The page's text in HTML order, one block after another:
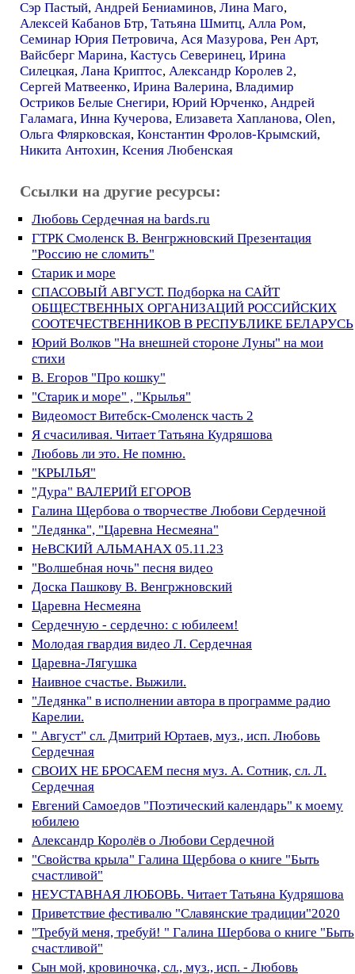
Сэр Пастый, Андрей Бениаминов, Лина Маго,
Алексей Кабанов Бтр, Татьяна Шмитц, Алла Ром,
Семинар Юрия Петровича, Ася Мазурова, Рен Арт,
Вайсберг Марина, Кастусь Северинец, Ирина
Силецкая, Лана Криптос, Александр Королев 2,
Сергей Матвеенко, Ирина Валерина, Владимир
Остриков Белые Снегири, Юрий Юрченко, Андрей
Галамага, Инна Кучерова, Елизавета Хапланова, Olen,
Ольга Флярковская, Константин Фролов-Крымский,
Никита Антохин, Ксения Любенская
Ссылки на другие ресурсы:
Любовь Сердечная на bards.ru
ГТРК Смоленск В. Венгржновский Презентация
"Россию не сломить"
Старик и море
СПАСОВЫЙ АВГУСТ. Подборка на САЙТ
ОБЩЕСТВЕННЫХ ОРГАНИЗАЦИЙ РОССИЙСКИХ
СООТЕЧЕСТВЕННИКОВ В РЕСПУБЛИКЕ БЕЛАРУСЬ
Юрий Волков "На внешней стороне Луны" на мои
стихи
В. Егоров "Про кошку"
"Старик и море" , "Крылья"
Видеомост Витебск-Смоленск часть 2
Я счасиливая. Читает Татьяна Кудряшова
Любовь ли это. Не помню.
"КРЫЛЬЯ"
"Дура" ВАЛЕРИЙ ЕГОРОВ
Галина Щербова о творчестве Любови Сердечной
"Ледянка", "Царевна Несмеяна"
НеВСКИЙ АЛЬМАНАХ 05.11.23
"Волшебная ночь" песня видео
Доска Пашкову В. Венгржновский
Царевна Несмеяна
Сердечную - сердечно: с юбилеем!
Молодая гвардия видео Л. Сердечная
Царевна-Лягушка
Наивное счастье. Выжили.
"Ледянка" в исполнении автора в программе радио
Карелии.
" Август" сл. Дмитрий Юртаев, муз., исп. Любовь
Сердечная
СВОИХ НЕ БРОСАЕМ песня муз. А. Сотник, сл. Л.
Сердечная
Евгений Самоедов "Поэтический календарь" к моему
юбилею
Александр Королёв о Любови Сердечной
"Свойства крыла" Галина Щербова о книге "Быть
счастливой"
НЕУСТАВНАЯ ЛЮБОВЬ. Читает Татьяна Кудряшова
Приветствие фестивалю "Славянские традиции"2020
"Требуй меня, требуй! " Галина Шербова о книге "Быть
счастливой"
Сын мой, кровиночка, сл., муз., исп. - Любовь